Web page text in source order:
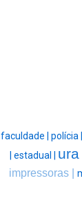
faculdade | polícia |
estadual | ura
impressoras |